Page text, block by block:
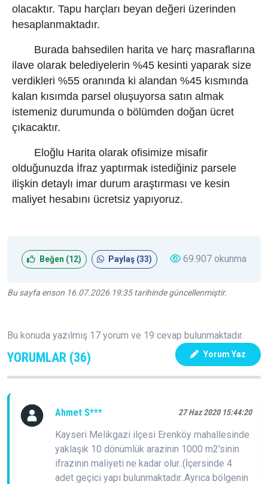
olacaktır. Tapu harçları beyan değeri üzerinden
hesaplanmaktadır.
Burada bahsedilen harita ve harç masraflarına
ilave olarak belediyelerin %45 kesinti yaparak size
verdikleri %55 oranında ki alandan %45 kısmında
kalan kısımda parsel oluşuyorsa satın almak
istemeniz durumunda o bölümden doğan ücret
çıkacaktır.
Eloğlu Harita olarak ofisimize misafir
olduğunuzda İfraz yaptırmak istediğiniz parsele
ilişkin detaylı imar durum araştırması ve kesin
maliyet hesabını ücretsiz yapıyoruz.
Beğen (12) Paylaş (33) 69.907 okunma
Bu sayfa enson 16.07.2026 19:35 tarihinde güncellenmiştir.
Bu konuda yazılmış 17 yorum ve 19 cevap bulunmaktadır.
YORUMLAR (36) Yorum Yaz
Ahmet S*** 27 Haz 2020 15:44:20
Kayseri Melikgazi ilçesi Erenköy mahallesinde
yaklaşık 10 dönümlük arazinin 1000 m2'sinin
ifrazının maliyeti ne kadar olur..(İçersinde 4
adet geçici yapı bulunmaktadır..Ayrıca bölgenin